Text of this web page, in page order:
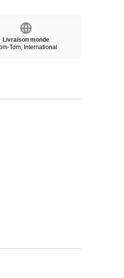
Livraison monde
Tom, International